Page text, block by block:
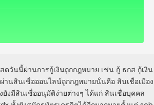
ดวันนี้ผ่านการกู้เงินถูกกฎหมาย เช่น กู้ ธกส กู้เงิน
านสินเชื่อออนไลน์ถูกกฎหมายนั่นคือ สินเชื่อเมือง
งมีสินเชื่ออนุมัติง่ายต่างๆ ได้แก่ สินเชื่อบุคคล